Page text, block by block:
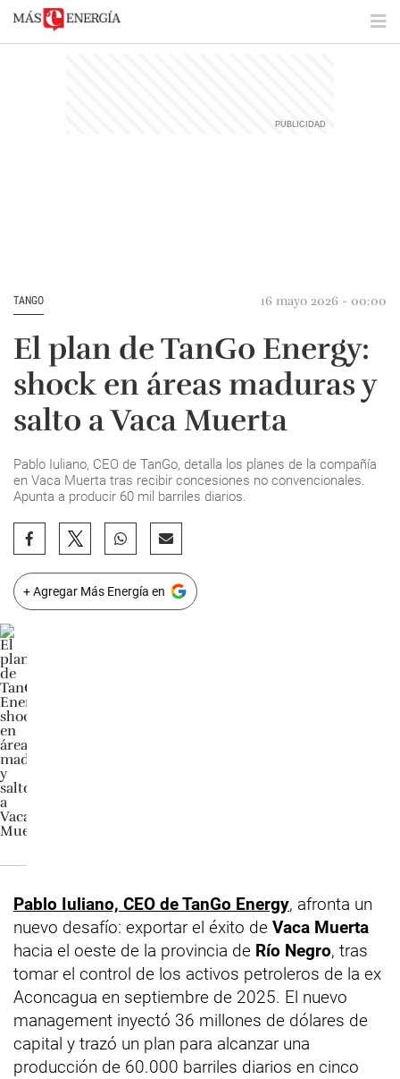
TANGO 16 mayo 2026 - 00:00
El plan de TanGo Energy:
shock en áreas maduras y
salto a Vaca Muerta
Pablo Iuliano, CEO de TanGo, detalla los planes de la compañía
en Vaca Muerta tras recibir concesiones no convencionales.
Apunta a producir 60 mil barriles diarios.
+ Agregar Más Energía en
Pablo Iuliano, CEO de TanGo Energy, afronta un
nuevo desafío: exportar el éxito de Vaca Muerta
hacia el oeste de la provincia de Río Negro, tras
tomar el control de los activos petroleros de la ex
Aconcagua en septiembre de 2025. El nuevo
management inyectó 36 millones de dólares de
capital y trazó un plan para alcanzar una
producción de 60.000 barriles diarios en cinco